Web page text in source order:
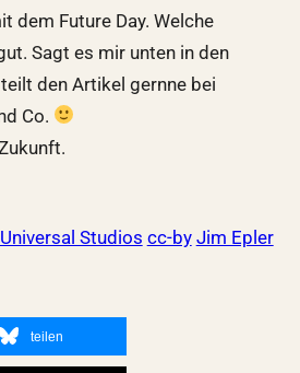
dem Future Day. Welche
Sagt es mir unten in den
den Artikel gernne bei
Co.
Studios cc-by Jim Epler
teilen